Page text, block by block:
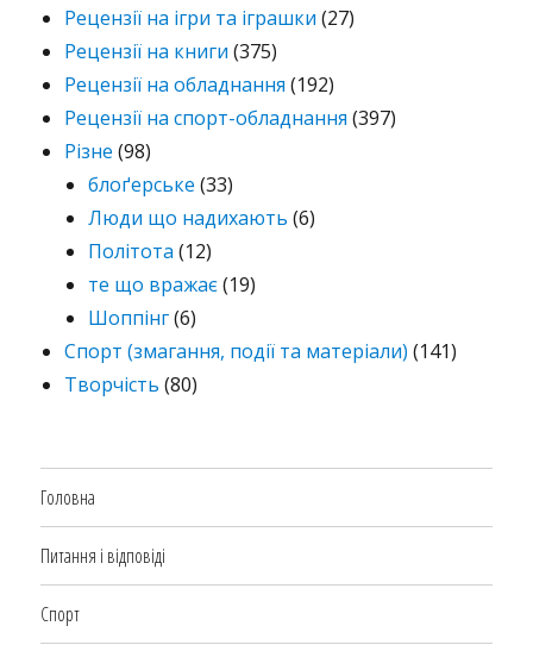
Рецензії на ігри та іграшки (27)
Рецензії на книги (375)
Рецензії на обладнання (192)
Рецензії на спорт-обладнання (397)
Різне (98)
блоґерське (33)
Люди що надихають (6)
Політота (12)
те що вражає(19)
Шоппінг(6)
Спорт (змагання, події та матеріали) (141)
Творчість (80)
Головна
Питання і відповіді
Спорт